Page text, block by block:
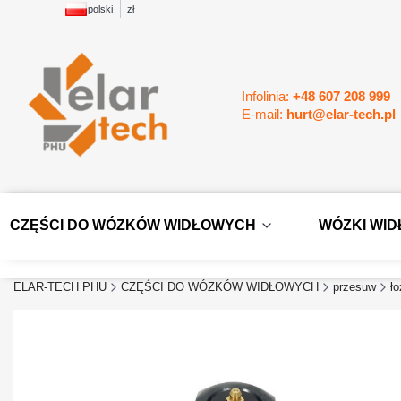
polski zł
Infolinia: +48 607 208 999
E-mail: hurt@elar-tech.pl
CZĘŚCI DO WÓZKÓW WIDŁOWYCH WÓZKI
ELAR-TECH PHU CZĘŚCI DO WÓZKÓW WIDŁOWYCH przesuw